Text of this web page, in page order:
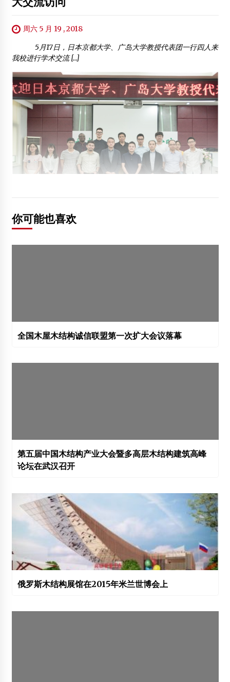
周六 5 月 19 , 2018
5月17日，日本京都大学、广岛大学教授代表团一行四人来
我校进行学术交流 […]
你可能也喜欢
全国木屋木结构诚信联盟第一次扩大会议落幕
第五届中国木结构产业大会暨多高层木结构建筑高峰
论坛在武汉召开
俄罗斯木结构展馆在2015年米兰世博会上